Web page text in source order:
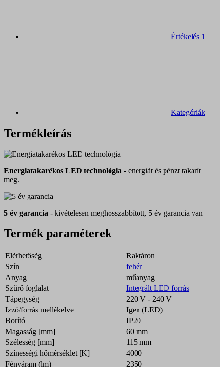
Értékelés 1
Kategóriák
Termékleírás
Energiatakarékos LED technológia - energiát és pénzt takarít
meg.
5 év garancia - kivételesen meghosszabbított, 5 év garancia van
Termék paraméterek
Elérhetőség
Raktáron
Szín
fehér
Anyag
műanyag
Szűrő foglalat
Integrált LED forrás
Tápegység
220 V - 240 V
Izzó/forrás mellékelve
Igen (LED)
Borító
IP20
Magasság [mm]
60 mm
Szélesség [mm]
115 mm
Színességi hőmérséklet [K]
4000
Fényáram (lm)
2350